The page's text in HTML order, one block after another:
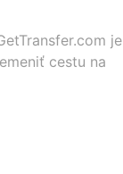
je
cestu na